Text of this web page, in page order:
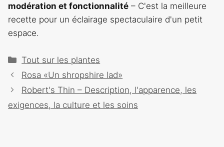
modération et fonctionnalité – C'est la meilleure
recette pour un éclairage spectaculaire d'un petit
espace.
Catégories
Tout sur les plantes
Navigation
des
Rosa «Un shropshire lad»
Robert's Thin – Description, l'apparence, les
exigences, la culture et les soins